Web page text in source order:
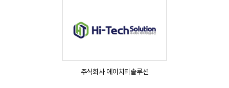
주식회사 에이치티솔루션